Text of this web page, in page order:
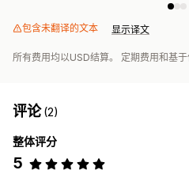
包含未翻译的文本 显示译文
所有费用均以USD结算。 定期费用和基
评论(2)
整体评分
5